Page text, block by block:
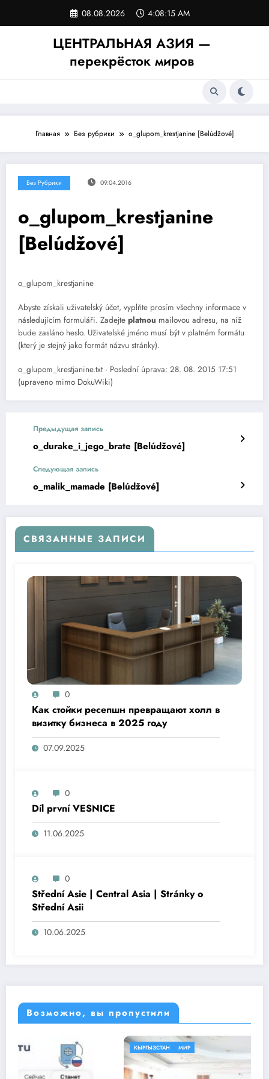
содержимому
08.08.2026 4:08:15 AM
ЦЕНТРАЛЬНАЯ АЗИЯ —
перекрёсток миров
Главная Без рубрики o_glupom_krestjanine [Belúdžové]
Без Рубрики 09.04.2016
o_glupom_krestjanine
[Belúdžové]
o_glupom_krestjanine
Abyste získali uživatelský účet, vyplňte prosím všechny informace v
následujícím formuláři. Zadejte platnou mailovou adresu, na níž
bude zasláno heslo. Uživatelské jméno musí být v platném formátu
(který je stejný jako formát názvu stránky).
o_glupom_krestjanine.txt · Poslední úprava: 28. 08. 2015 17:51
(upraveno mimo DokuWiki)
Предыдущая запись
o_durake_i_jego_brate [Belúdžové]
Следующая запись
o_malik_mamade [Belúdžové]
СВЯЗАННЫЕ ЗАПИСИ
0
Как стойки ресепшн превращают холл в
визитку бизнеса в 2025 году
07.09.2025
0
Díl první VESNICE
11.06.2025
0
Střední Asie | Central Asia | Stránky o
Střední Asii
10.06.2025
Возможно, вы пропустили
КЫРГЫЗСТАН